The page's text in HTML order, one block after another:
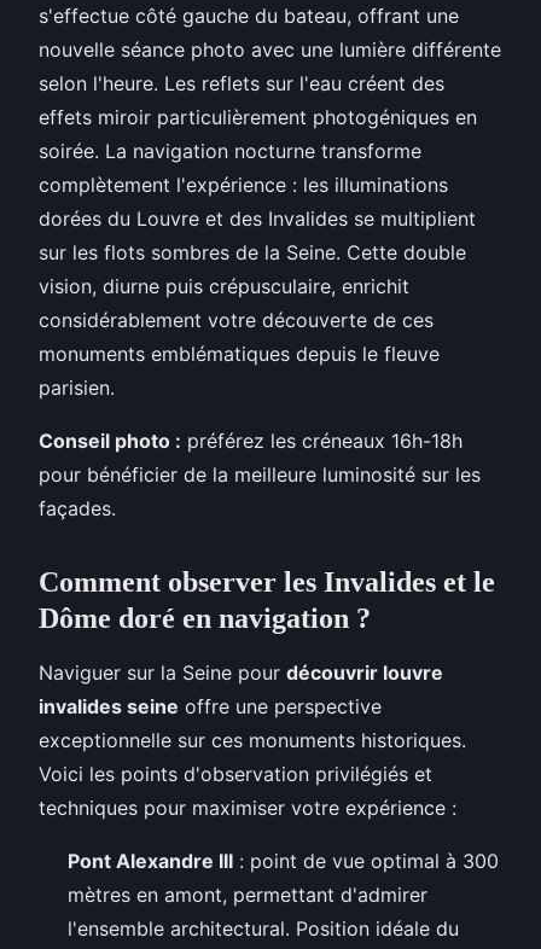
s'effectue côté gauche du bateau, offrant une
nouvelle séance photo avec une lumière différente
selon l'heure. Les reflets sur l'eau créent des
effets miroir particulièrement photogéniques en
soirée. La navigation nocturne transforme
complètement l'expérience : les illuminations
dorées du Louvre et des Invalides se multiplient
sur les flots sombres de la Seine. Cette double
vision, diurne puis crépusculaire, enrichit
considérablement votre découverte de ces
monuments emblématiques depuis le fleuve
parisien.
Conseil photo : préférez les créneaux 16h-18h
pour bénéficier de la meilleure luminosité sur les
façades.
Comment observer les Invalides et le
Dôme doré en navigation ?
Naviguer sur la Seine pour découvrir louvre
invalides seine offre une perspective
exceptionnelle sur ces monuments historiques.
Voici les points d'observation privilégiés et
techniques pour maximiser votre expérience :
Pont Alexandre III : point de vue optimal à 300
mètres en amont, permettant d'admirer
l'ensemble architectural. Position idéale du